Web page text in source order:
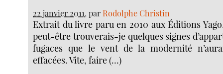
22 janvier 2011, parRodolphe Christin
Extrait du livre paru en 2010 aux Éditions
peut-être trouverais-je quelques signes
fugaces que le vent de la modernité
effacées. Vite, faire (…)